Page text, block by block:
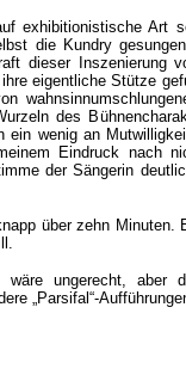
exhibitionistische Art
die Kundry
dieser Inszenierung
eigentliche Stütze
des
wenig an
Eindruck nach
der Sängerin
über zehn
wäre ungerecht,
„Parsifal“-